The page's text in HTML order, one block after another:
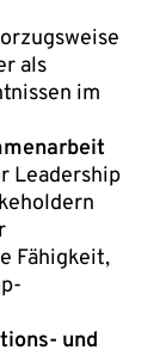
als
im
Leadership
Fähigkeit,
und